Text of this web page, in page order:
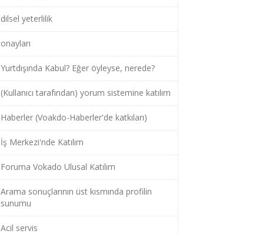
dilsel yeterlilik
onayları
Yurtdışında Kabul? Eğer öyleyse, nerede?
(Kullanıcı tarafından) yorum sistemine katılım
Haberler (Voakdo-Haberler'de katkıları)
İş Merkezi'nde Katılım
Foruma Vokado Ulusal Katılım
Arama sonuçlarının üst kısmında profilin
sunumu
Acil servis